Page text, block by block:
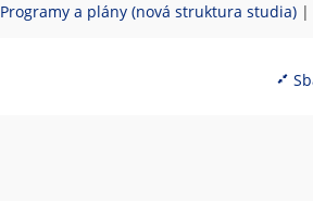
Programy a plány (nová struktura studia) |